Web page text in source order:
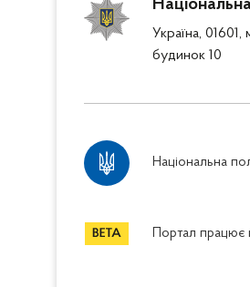
Україна, 01601,
будинок 10
Національна
Портал